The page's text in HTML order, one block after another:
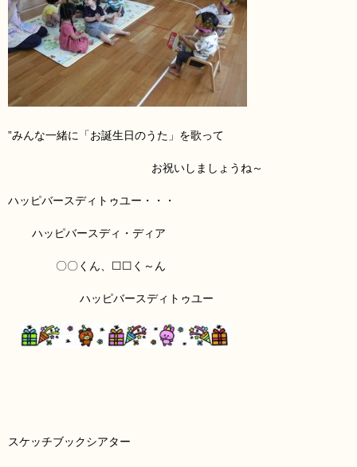
”みんな一緒に「お誕生日のうた 」を歌って
お祝いしましょうね～
ハッピバースディトゥユー・・・
ハッピバースディ・ディア
〇〇くん、☐☐く～ん
ハッピバースディトゥユー
スケッチブックシアター